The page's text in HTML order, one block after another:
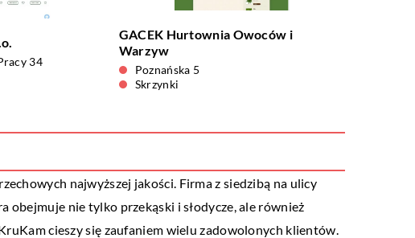
34
GACEK Hurtownia Owoców i
Warzyw
Poznańska 5
Skrzynki
najwyższej jakości. Firma z siedzibą na ulicy
obejmuje nie tylko przekąski i słodycze, ale również
cieszy się zaufaniem wielu zadowolonych klientów.